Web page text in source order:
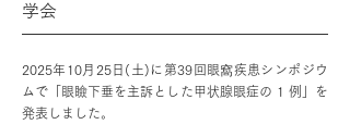
学会
2025年10月25日(土)に第39回眼窩疾患シンポジウ
ムで「眼瞼下垂を主訴とした甲状腺眼症の 1 例」を
発表しました。